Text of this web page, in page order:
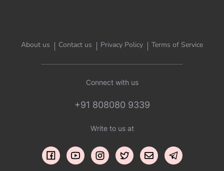
About us Contact us Privacy Policy Terms of Service
Connect with us
+91 808080 9339
Write to us at